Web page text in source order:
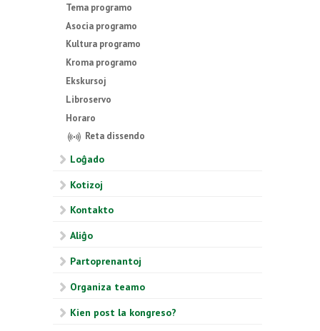
Tema programo
Asocia programo
Kultura programo
Kroma programo
Ekskursoj
Libroservo
Horaro
Reta dissendo
Loĝado
Kotizoj
Kontakto
Aliĝo
Partoprenantoj
Organiza teamo
Kien post la kongreso?